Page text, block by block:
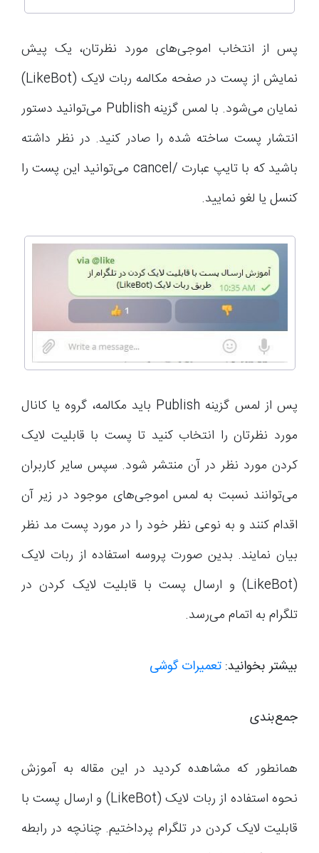
پس از انتخاب اموجی‌‌های مورد نظرتان، یک پیش
نمایش از پست در صفحه مکالمه ربات لایک (LikeBot)
نمایان می‌شود. با لمس گزینه Publish می‌توانید دستور
انتشار پست ساخته شده را صادر کنید. در نظر داشته
باشید که با تایپ عبارت /cancel می‌توانید این پست را
کنسل یا لغو نمایید.
پس از لمس گزینه Publish باید مکالمه، گروه یا کانال
مورد نظرتان را انتخاب کنید تا پست با قابلیت لایک
کردن مورد نظر در آن منتشر شود. سپس سایر کاربران
می‌توانند نسبت به لمس اموجی‌های موجود در زیر آن
اقدام کنند و به نوعی نظر خود را در مورد پست مد نظر
بیان نمایند. بدین صورت پروسه استفاده از ربات لایک
(LikeBot) و ارسال پست با قابلیت لایک کردن در
تلگرام به اتمام می‌رسد.
بیشتر بخوانید: تعمیرات گوشی
جمع‌بندی
همانطور که مشاهده کردید در این مقاله به آموزش
نحوه استفاده از ربات لایک (LikeBot) و ارسال پست با
قابلیت لایک کردن در تلگرام پرداختیم. چنانچه در رابطه